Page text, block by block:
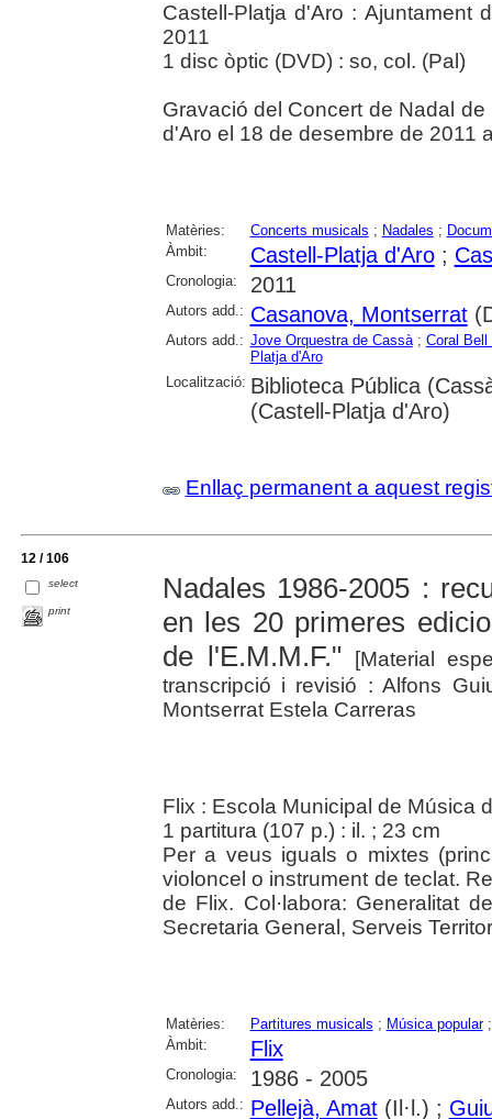
Castell-Platja d'Aro : Ajuntament
2011
1 disc òptic (DVD) : so, col. (Pal)
Gravació del Concert de Nadal
d'Aro el 18 de desembre de 2011
Matèries: Concerts musicals ; Nadales ;
Àmbit:
Castell-Platja d'Aro;
Cronologia: 2011
Autors add.: Casanova, Montserrat
Autors add.: Jove Orquestra de Cassà; Coral Bell
Platja d'Aro
Localització: Biblioteca Pública
(Castell-Platja d'Aro)
Enllaç permanent a aquest
12 / 106
select
print
Nadales 1986-2005 :
en les 20 primeres
de l'E.M.M.F." [Material
transcripció i revisió : Alfons
Montserrat Estela Carreras
Flix : Escola Municipal de Música
1 partitura (107 p.) : il. ; 23 cm
Per a veus iguals o mixtes
violoncel o instrument de teclat.
de Flix. Col·labora: Generalitat
Secretaria General, Serveis
Matèries: Partitures musicals ; Música popular
Àmbit:
Flix
Cronologia: 1986 - 2005
Autors add.: Pellejà, Amat(Il·l.) ;